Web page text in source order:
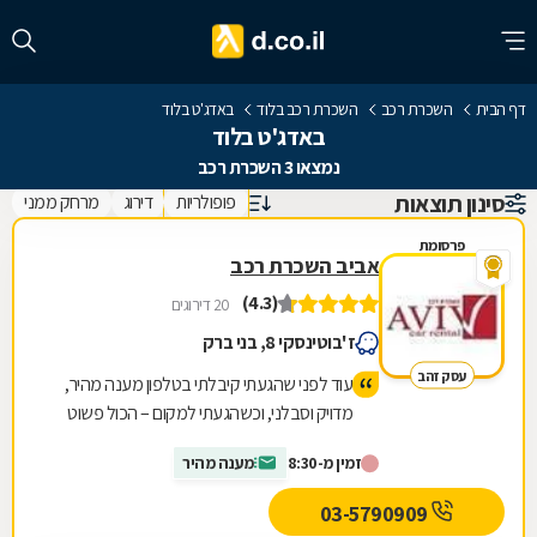
דף הבית השכרת רכב השכרת רכב בלוד באדג'ט בלוד
באדג'ט בלוד
נמצאו 3 השכרת רכב
סינון תוצאות פופולריות דירוג מרחק ממני
פרסומת
עסק זהב
אביב השכרת רכב
(4.3) 20 דירוגים
ז'בוטינסקי 8, בני ברק
עוד לפני שהגעתי קיבלתי בטלפון מענה מהיר,
מדויק וסבלני, וכשהגעתי למקום – הכול פשוט
בדיוק מה אני צריך, למה הרכב מתאים ואיזה
רישיון יש לי, ודאגו להתאים לי את הרכב הכי נכון
זמין מ-8:30 מענה מהיר
03-5790909